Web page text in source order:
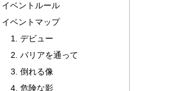
イベントルール
イベントマップ
デビュー
バリアを通って
倒れる像
危険な影